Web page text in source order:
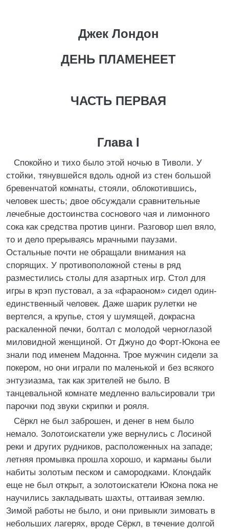
Джек Лондон
ДЕНЬ ПЛАМЕНЕЕТ
ЧАСТЬ ПЕРВАЯ
Глава I
Спокойно и тихо было этой ночью в Тиволи. У
стойки, тянувшейся вдоль одной из стен большой
бревенчатой комнаты, стояли, облокотившись,
человек шесть; двое обсуждали сравнительные
лечебные достоинства соснового чая и лимонного
сока как средства против цинги. Разговор шел вяло,
то и дело прерываясь мрачными паузами.
Остальные почти не обращали внимания на
спорящих. У противоположной стены в ряд
разместились столы для азартных игр. Стол для
игры в крэп пустовал, а за «фараоном» сидел один-
единственный человек. Даже шарик рулетки не
вертелся, а крупье, стоя у шумящей, докрасна
раскаленной печки, болтал с молодой черноглазой
миловидной женщиной. От Джуно до Форт-Юкона ее
знали под именем Мадонна. Трое мужчин сидели за
покером, но они играли по маленькой и без всякого
энтузиазма, так как зрителей не было. В
танцевальной комнате медленно вальсировали три
парочки под звуки скрипки и рояля.
Сёркл не был заброшен, и денег в нем было
немало. Золотоискатели уже вернулись с Лосиной
реки и других рудников, расположенных на западе;
летняя промывка прошла хорошо, и карманы были
набиты золотым песком и самородками. Клондайк
еще не был открыт, а золотоискатели Юкона пока не
научились закладывать шахты, оттаивая землю.
Зимой работы не было, и они привыкли зимовать в
небольших лагерях, вроде Сёркл, в течение долгой